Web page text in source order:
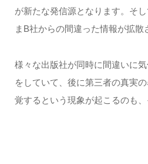
が新たな発信源となります。そ
まB社からの間違った情報が拡散
様々な出版社が同時に間違いに
をしていて、後に第三者の真実
覚するという現象が起こるのも、